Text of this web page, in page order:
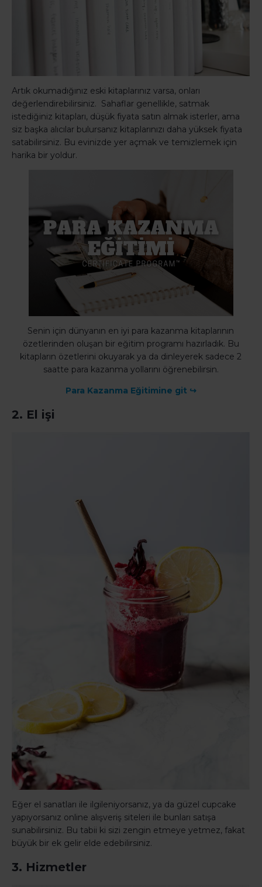
Artık okumadığınız eski kitaplarınız varsa, onları
değerlendirebilirsiniz. Sahaflar genellikle, satmak
istediğiniz kitapları, düşük fiyata satın almak isterler, ama
siz başka alıcılar bulursanız kitaplarınızı daha yüksek fiyata
satabilirsiniz. Bu evinizde yer açmak ve temizlemek için
harika bir yoldur.
Senin için dünyanın en iyi para kazanma kitaplarının
özetlerinden oluşan bir eğitim programı hazırladık. Bu
kitapların özetlerini okuyarak ya da dinleyerek sadece 2
saatte para kazanma yollarını öğrenebilirsin.
Para Kazanma Eğitimine git ↪
2. El işi
Eğer el sanatları ile ilgileniyorsanız, ya da güzel cupcake
yapıyorsanız online alışveriş siteleri ile bunları satışa
sunabilirsiniz. Bu tabii ki sizi zengin etmeye yetmez, fakat
büyük bir ek gelir elde edebilirsiniz.
3. Hizmetler